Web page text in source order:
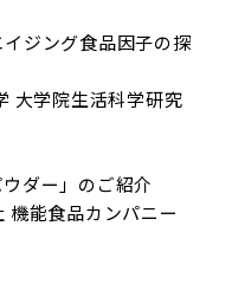
ジング食品因子の探
大学院生活科学研究
ダー」のご紹介
能食品カンパニー